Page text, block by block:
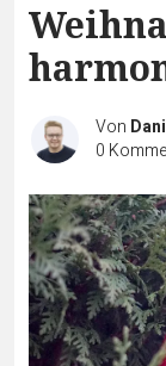
Von
0